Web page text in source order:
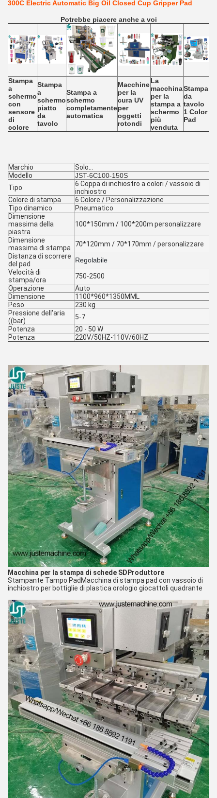
300C Electric Automatic Big Oil Closed Cup Gripper Pad
Potrebbe piacere anche a voi
Stampa
a
schermo
con
sensore
di
colore
Stampa
a
schermo
piatto
da
tavolo
Stampa a
schermo
completamente
automatica
Macchine
per la
cura UV
per
oggetti
rotondi
La
macchina
per la
stampa a
schermo
più
venduta
Stampa
da
tavolo
1 Color
Pad
Marchio
Solo...
Modello
JST-6C100-150S
Tipo
6 Coppa di inchiostro a colori / vassoio di
inchiostro
Colore di stampa
6 Colore / Personalizzazione
Tipo dinamico
Pneumatico
Dimensione
massima della
piastra
100*150mm / 100*200m personalizzare
Dimensione
massima di stampa
70*120mm / 70*170mm / personalizzare
Distanza di scorrere
del pad
Regolabile
Velocità di
stampa/ora
750-2500
Operazione
Auto
Dimensione
1100*960*1350MML
Peso
230 kg
Pressione dell'aria
((bar)
5-7
Potenza
20 - 50 W
Potenza
220V/50HZ-110V/60HZ
Macchina per la stampa di schede SD Produttore
Stampante Tampo Pad Macchina di stampa pad con vassoio di
inchiostro per bottiglie di plastica orologio giocattoli quadrante